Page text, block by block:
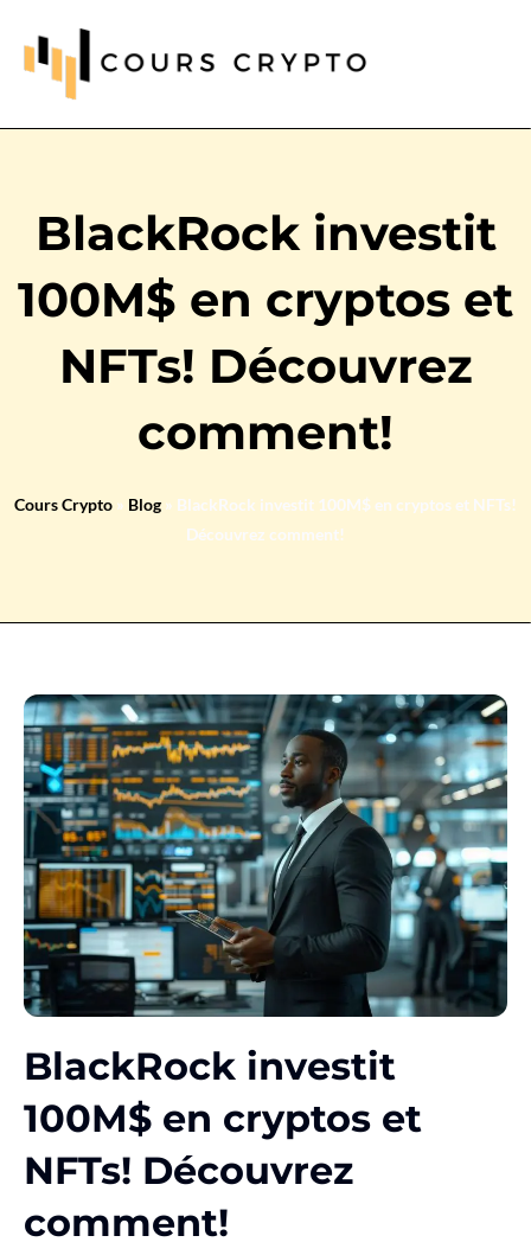
BlackRock investit
100M$ en cryptos et
NFTs! Découvrez
comment!
Cours Crypto » Blog » BlackRock investit 100M$ en cryptos et NFTs!
Découvrez comment!
BlackRock investit
100M$ en cryptos et
NFTs! Découvrez
comment!